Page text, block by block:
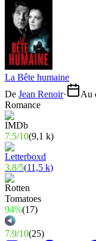
La Bête humaine
De Jean Renoir· Au
Romance
7.5/10(9,1 k)
3.8/5(11,5 k)
94%(17)
7.9/10(25)